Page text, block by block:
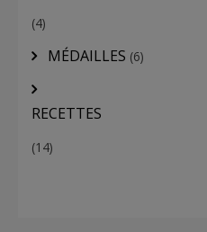
(4)
MÉDAILLES (6)
RECETTES
(14)